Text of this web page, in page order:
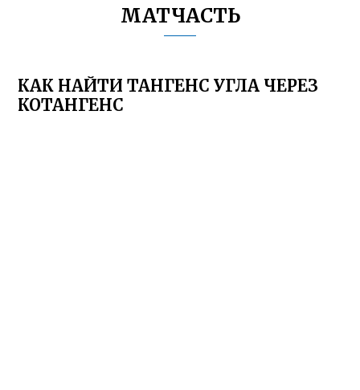
МАТЧАСТЬ
КАК НАЙТИ ТАНГЕНС УГЛА ЧЕРЕЗ
КОТАНГЕНС